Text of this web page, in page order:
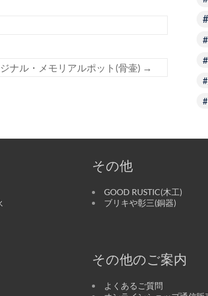
ナル・メモリアルポット(骨壷) →
その他
GOOD RUSTIC(木工)
ブリキや彰三(銅器)
その他のご案内
よくあるご質問